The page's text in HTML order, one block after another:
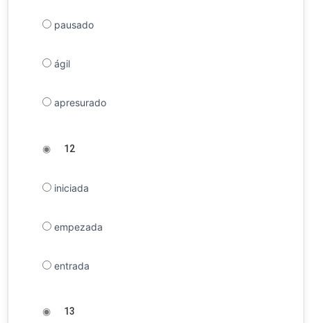
pausado
ágil
apresurado
◉ 12
iniciada
empezada
entrada
◉ 13